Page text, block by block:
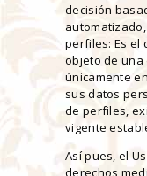
decisión
perfiles: Es el
objeto de
únicamente
sus datos
de perfiles,
vigente
Así pues, el
derechos